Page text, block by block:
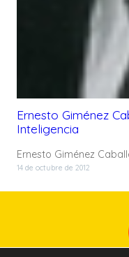
Ernesto Giménez
Inteligencia
Ernesto Giménez
14 de octubre de 2012